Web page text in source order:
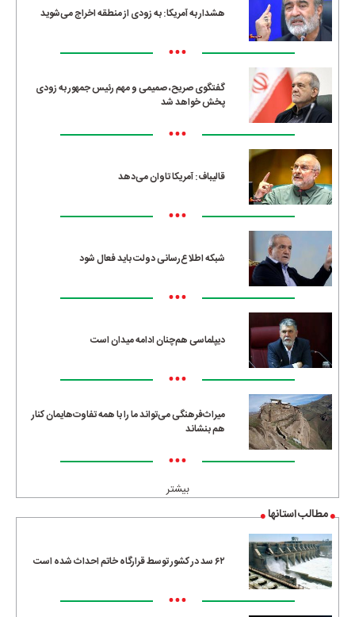
هشدار به آمریکا: به زودی از منطقه اخراج می‌شوید
•••
گفتگوی صریح، صمیمی و مهم رئیس جمهور به زودی
پخش خواهد شد
•••
قالیباف: آمریکا تاوان می‌دهد
•••
شبکه اطلاع‌رسانی دولت باید فعال شود
•••
دیپلماسی هم‌چنان ادامه میدان است
•••
میراث‌فرهنگی می‌تواند ما را با همه تفاوت‌هایمان کنار
هم بنشاند
•••
بیشتر
مطالب استانها
۶۲ سد در کشور توسط قرارگاه خاتم احداث شده است
•••